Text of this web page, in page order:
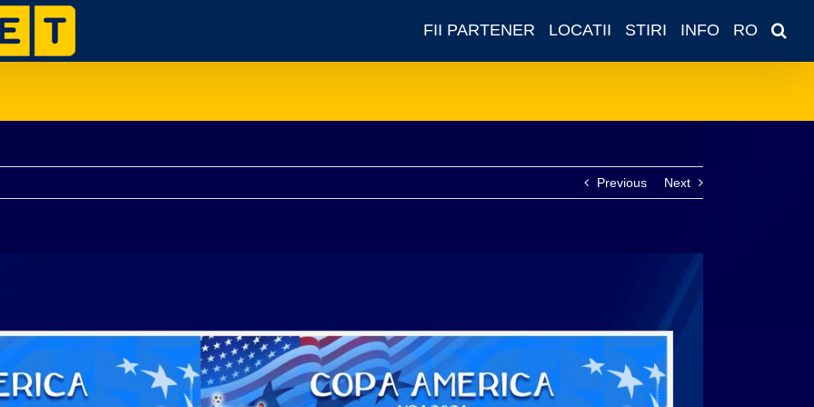
FII PARTENER LOCATII STIRI INFO RO
Previous Next